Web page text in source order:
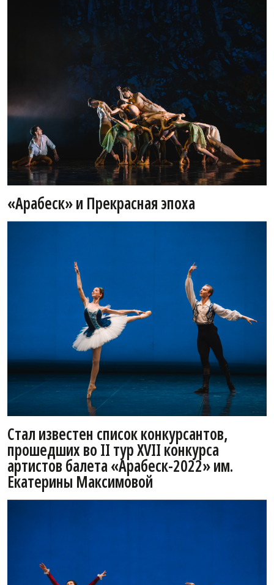
«Арабеск» и Прекрасная эпоха
Стал известен список конкурсантов,
прошедших во II тур XVII конкурса
артистов балета «Арабеск-2022» им.
Екатерины Максимовой